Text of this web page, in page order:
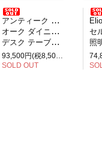
アンティーク イギリス製
オーク ダイニングテーブル
デスク テーブル 2人掛け
93,500円(税8,500円)
SOLD OUT
Elio
セル
照明